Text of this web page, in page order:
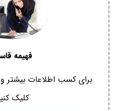
فهیمه
برای کسب اطلاعات بیشتر
کلیک